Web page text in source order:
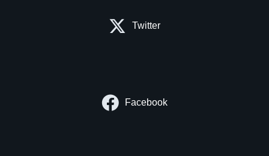
Twitter
Facebook